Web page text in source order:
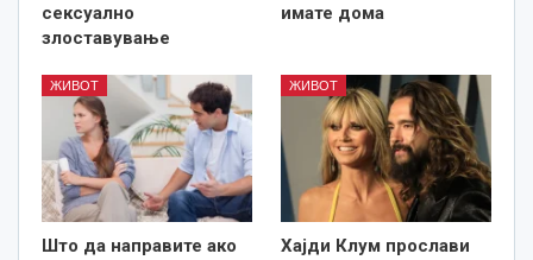
сексуално
злоставување
имате дома
ЖИВОТ
Што да направите ако
ЖИВОТ
Хајди Клум прослави